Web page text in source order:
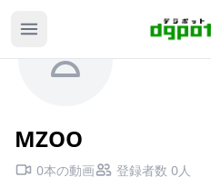
MZOO
0本の動画 登録者数 0人